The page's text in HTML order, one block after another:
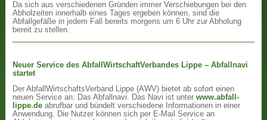
Da sich aus verschiedenen Gründen immer Verschiebungen bei den
Abholzeiten innerhalb eines Tages ergeben können, sind die
Abfallgefäße in jedem Fall bereits morgens um 6 Uhr zur Abholung
bereit zu stellen.
Neuer Service des AbfallWirtschaftVerbandes Lippe – Abfallnavi
startet
Der AbfallWirtschaftsVerband Lippe (AWV) bietet ab sofort einen
neuen Service an: Das Abfallnavi. Das Navi ist unterwww.abfall-
lippe.de abrufbar und bündelt verschiedene Informationen in einer
Anwendung. Die Nutzer können sich per E-Mail Service an